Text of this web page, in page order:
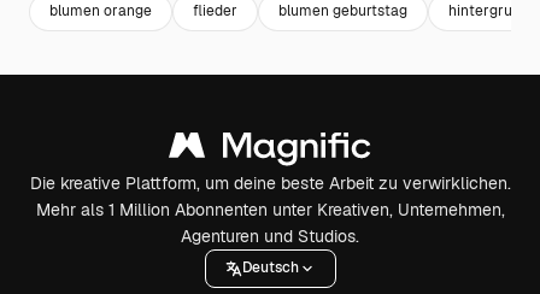
blumen orange flieder blumen geburtstag hintergrund
Die kreative Plattform, um deine beste Arbeit zu verwirklichen.
Mehr als 1 Million Abonnenten unter Kreativen, Unternehmen,
Agenturen und Studios.
Deutsch